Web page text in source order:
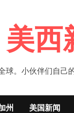
西
。小伙伴们自己
州 美国新闻